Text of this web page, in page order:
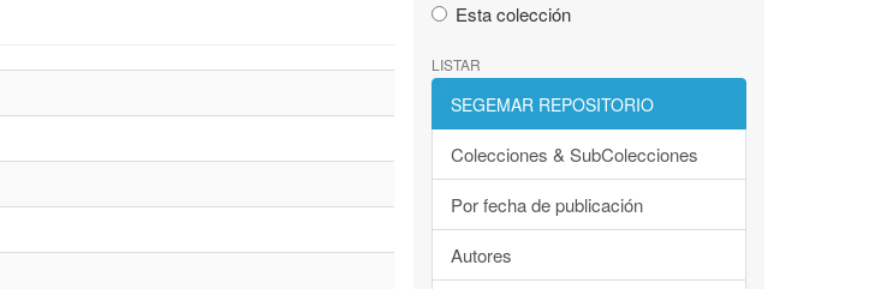
Esta colección
LISTAR
SEGEMAR REPOSITORIO
Colecciones & SubColecciones
Por fecha de publicación
Autores